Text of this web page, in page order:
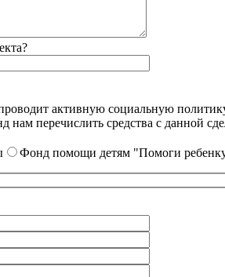
активную социальную
нам перечислить средства с данной
Фонд помощи детям "Помоги